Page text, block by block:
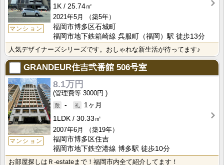
マンション
1K
25.74㎡
2021年5月
（築5年）
福岡市博多区石城町
福岡市地下鉄箱崎線 呉服町（福岡）駅 徒歩13分
人気デザイナーズシリーズです。おしゃれな新生活が待ってます♪
GRANDEUR住吉弐番館 506号室
マンション
8.1万円
3000円
-
1ヶ月
1LDK
30.33㎡
2007年6月
（築19年）
福岡市博多区住吉
福岡市地下鉄空港線 博多駅 徒歩10分
お部屋探しはＲ-estateまで！福岡市内全て紹介してます！